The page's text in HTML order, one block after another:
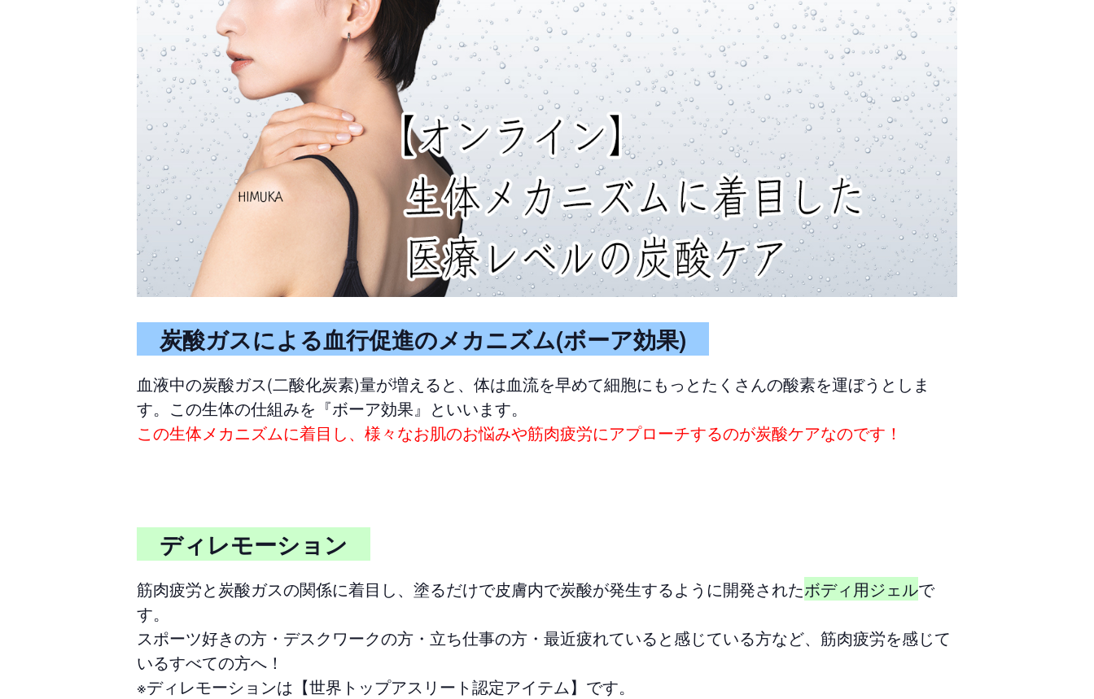
炭酸ガスによる血行促進のメカニズム(ボーア効果)
血液中の炭酸ガス(二酸化炭素)量が増えると、体は血流を早めて細胞にもっとたくさんの酸素を運ぼうとしま
す。この生体の仕組みを『ボーア効果』といいます。
この生体メカニズムに着目し、様々なお肌のお悩みや筋肉疲労にアプローチするのが炭酸ケアなのです！
ディレモーション
筋肉疲労と炭酸ガスの関係に着目し、塗るだけで皮膚内で炭酸が発生するように開発されたボディ用ジェルで
す。
スポーツ好きの方・デスクワークの方・立ち仕事の方・最近疲れていると感じている方など、筋肉疲労を感じて
いるすべての方へ！
※ディレモーションは【世界トップアスリート認定アイテム】です。